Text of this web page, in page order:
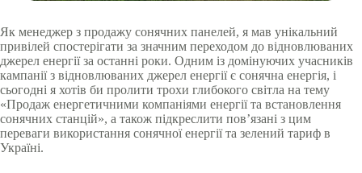
Як менеджер з продажу сонячних панелей, я мав унікальний
привілей спостерігати за значним переходом до відновлюваних
джерел енергії за останні роки. Одним із домінуючих учасників
кампанії з відновлюваних джерел енергії є сонячна енергія, і
сьогодні я хотів би пролити трохи глибокого світла на тему
«Продаж енергетичними компаніями енергії та встановлення
сонячних станцій», а також підкреслити пов’язані з цим
переваги використання сонячної енергії та зелений тариф в
Україні.